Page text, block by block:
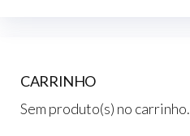
CARRINHO
Sem produto(s) no carrinho.